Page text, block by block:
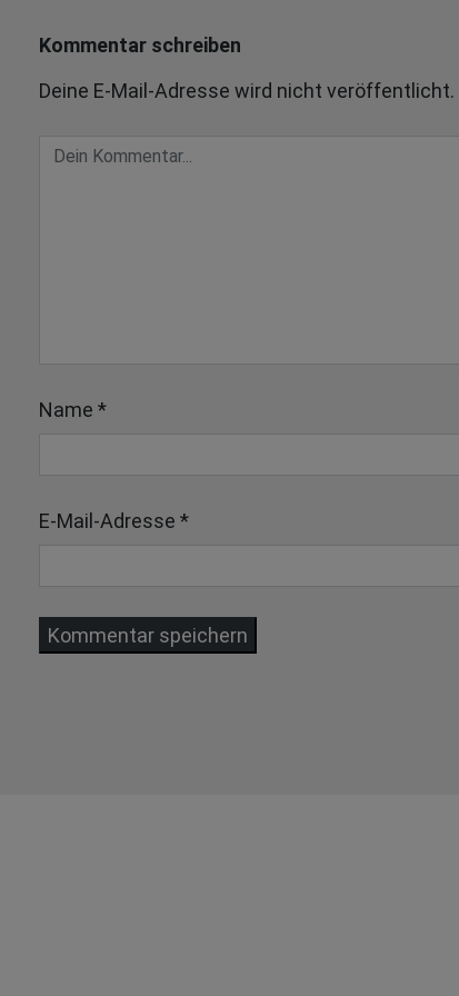
Kommentar schreiben
Deine E-Mail-Adresse wird nicht veröffentlicht.
Name *
E-Mail-Adresse *